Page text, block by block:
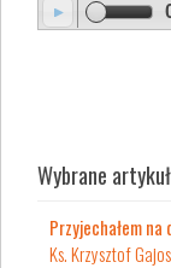
Wybrane
Przyjechałem
Ks. Krzysztof